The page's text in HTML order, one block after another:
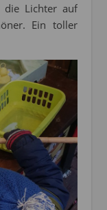
die Lichter auf
Ein toller